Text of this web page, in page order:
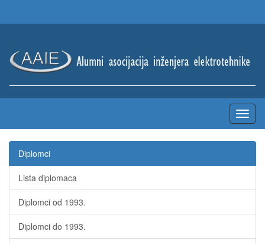
Diplomci
Lista diplomaca
Diplomci od 1993.
Diplomci do 1993.